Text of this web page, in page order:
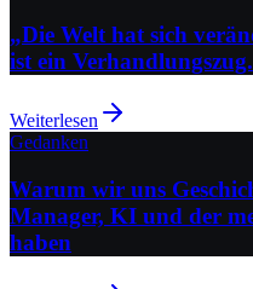
„Die Welt hat sich
ist ein Verhandlungszug.
Weiterlesen
Gedanken
Warum wir uns
Manager, KI und der
haben